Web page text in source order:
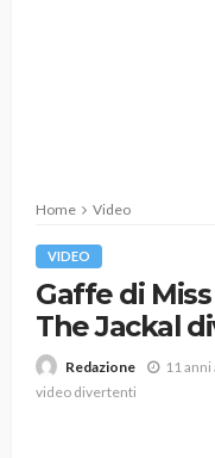
Home Video
VIDEO
Gaffe di
The Jackal
Redazione 11 anni
video divertenti